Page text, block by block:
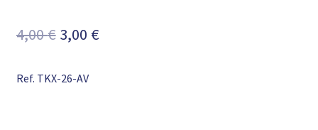
4,00€ El
original
3,00 €El
Ref. TKX-26-AV